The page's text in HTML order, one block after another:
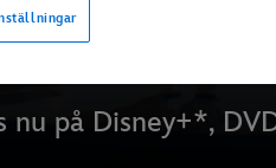
nu på Disney+*,